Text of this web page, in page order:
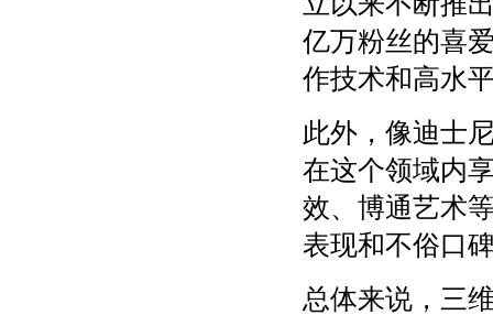
亿万粉丝的喜
作技术和高水
此外，像迪士
在这个领域内
效、博通艺术
表现和不俗口
总体来说，三